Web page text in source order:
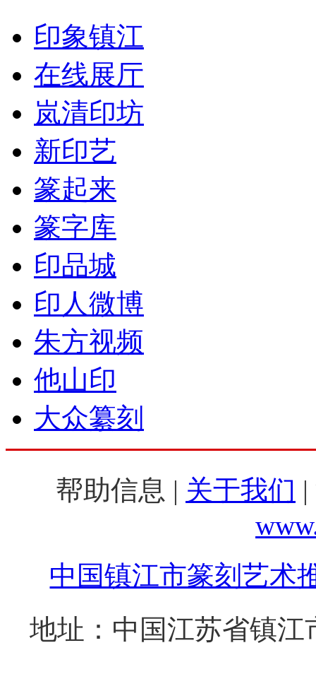
印象镇江
在线展厅
岚清印坊
新印艺
篆起来
篆字库
印品城
印人微博
朱方视频
他山印
大众纂刻
帮助信息 | 关于我们
中国镇江市篆刻艺术
地址：中国江苏省镇江